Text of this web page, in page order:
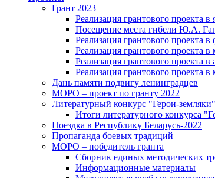
Грант 2023
Реализация грантового проекта в
Посещение места гибели Ю.А.
Реализация грантового проекта в
Реализация грантового проекта в
Реализация грантового проекта в
Реализация грантового проекта в
Дань памяти подвигу ленинградцев
МОРО – проект по гранту 2022
Литературный конкурс "Герои-земляки"
Итоги литературного конкурса
Поездка в Республику Беларусь-2022
Пропаганда боевых традиций
МОРО – победитель гранта
Сборник единых методических
Информационные материалы